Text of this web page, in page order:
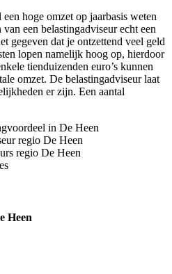
hoge omzet op jaarbasis weten
een belastingadviseur echt een
gegeven dat je ontzettend veel geld
lopen namelijk hoog op, hierdoor
tienduizenden euro’s kunnen
omzet. De belastingadviseur laat
er zijn. Een aantal
in De Heen
regio De Heen
regio De Heen
Heen